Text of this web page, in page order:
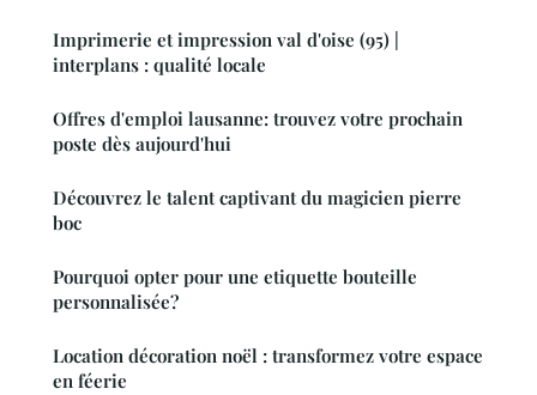
Imprimerie et impression val d'oise (95) |
interplans : qualité locale
Offres d'emploi lausanne: trouvez votre prochain
poste dès aujourd'hui
Découvrez le talent captivant du magicien pierre
boc
Pourquoi opter pour une etiquette bouteille
personnalisée?
Location décoration noël : transformez votre espace
en féerie